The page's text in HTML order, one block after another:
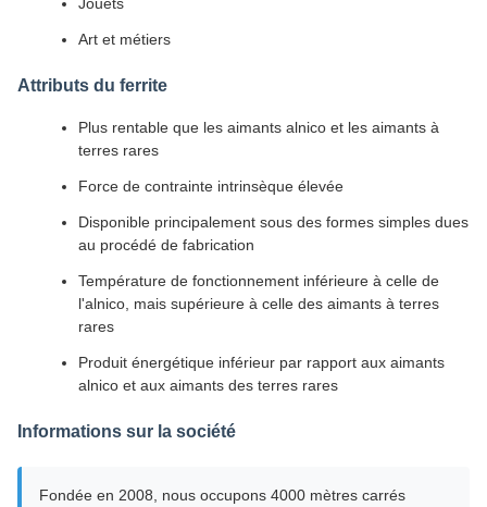
Art et métiers
Attributs du ferrite
Plus rentable que les aimants alnico et les aimants à
terres rares
Force de contrainte intrinsèque élevée
Disponible principalement sous des formes simples dues
au procédé de fabrication
Température de fonctionnement inférieure à celle de
l'alnico, mais supérieure à celle des aimants à terres
rares
Produit énergétique inférieur par rapport aux aimants
alnico et aux aimants des terres rares
Informations sur la société
Fondée en 2008, nous occupons 4000 mètres carrés